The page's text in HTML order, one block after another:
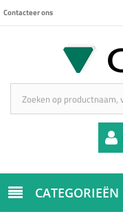
Contacteer ons
CATEGORIEËN